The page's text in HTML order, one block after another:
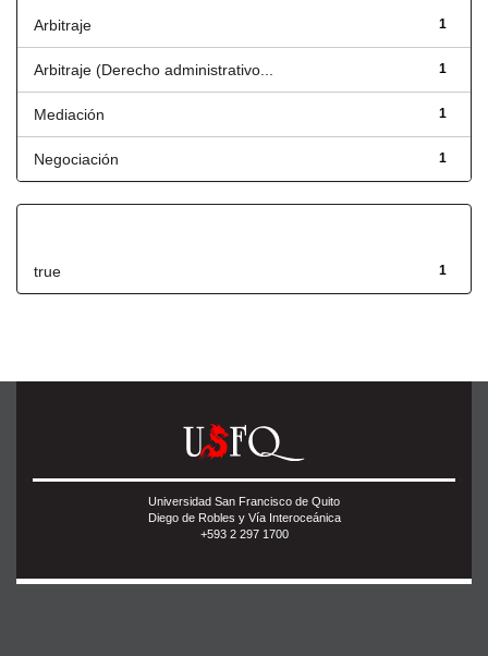
1
Arbitraje
1
Arbitraje (Derecho administrativo...
1
Mediación
1
Negociación
1
true
Universidad San Francisco de Quito
Diego de Robles y Vía Interoceánica
+593 2 297 1700